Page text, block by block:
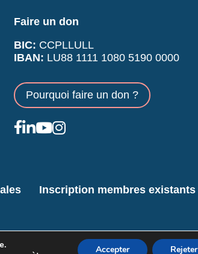
Faire un don
BIC: CCPLLULL
IBAN: LU88 1111 1080 5190 0000
Pourquoi faire un don ?
Inscription membres existants
Accepter Rejeter